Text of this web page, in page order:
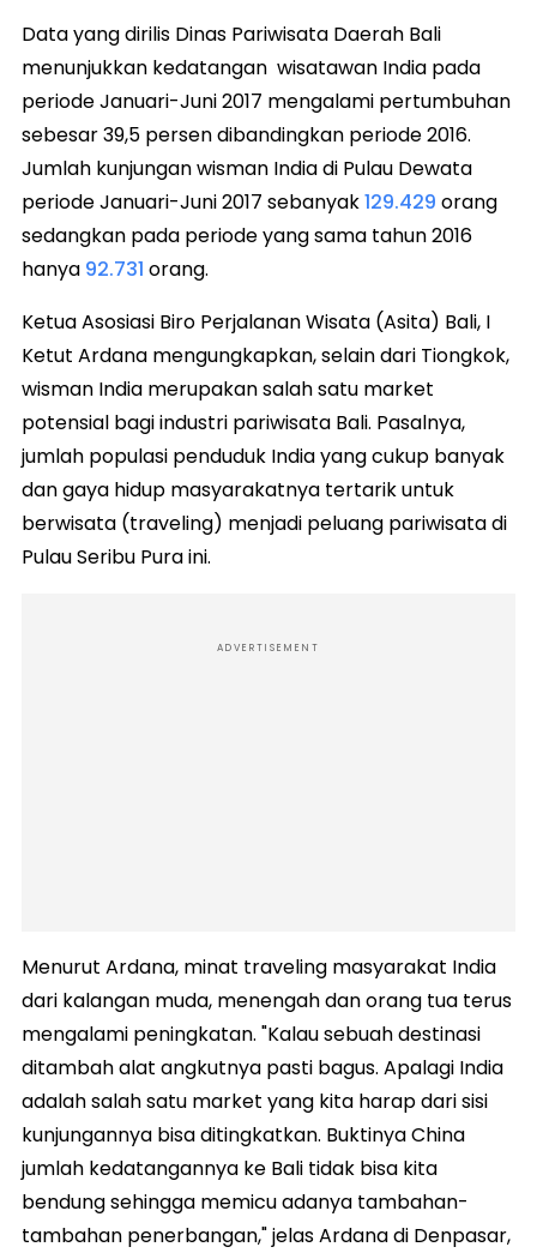
Data yang dirilis Dinas Pariwisata Daerah Bali
menunjukkan kedatangan wisatawan India pada
periode Januari-Juni 2017 mengalami pertumbuhan
sebesar 39,5 persen dibandingkan periode 2016.
Jumlah kunjungan wisman India di Pulau Dewata
periode Januari-Juni 2017 sebanyak129.429 orang
sedangkan pada periode yang sama tahun 2016
hanya 92.731 orang.
Ketua Asosiasi Biro Perjalanan Wisata (Asita) Bali, I
Ketut Ardana mengungkapkan, selain dari Tiongkok,
wisman India merupakan salah satu market
potensial bagi industri pariwisata Bali. Pasalnya,
jumlah populasi penduduk India yang cukup banyak
dan gaya hidup masyarakatnya tertarik untuk
berwisata (traveling) menjadi peluang pariwisata di
Pulau Seribu Pura ini.
ADVERTISEMENT
Menurut Ardana, minat traveling masyarakat India
dari kalangan muda, menengah dan orang tua terus
mengalami peningkatan. "Kalau sebuah destinasi
ditambah alat angkutnya pasti bagus. Apalagi India
adalah salah satu market yang kita harap dari sisi
kunjungannya bisa ditingkatkan. Buktinya China
jumlah kedatangannya ke Bali tidak bisa kita
bendung sehingga memicu adanya tambahan-
tambahan penerbangan," jelas Ardana di Denpasar,